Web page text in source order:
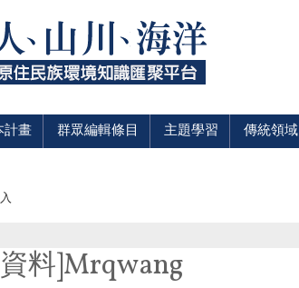
計畫 群眾編輯條目 主題學習 傳統領域
料]Mrqwang